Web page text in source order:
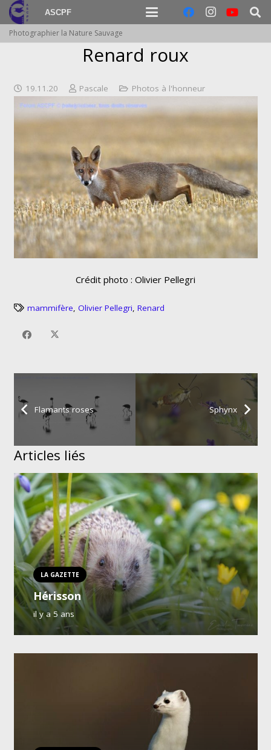
ASCPF
Photographier la Nature Sauvage
Renard roux
19.11.20 Pascale Photos à l'honneur
Crédit photo : Olivier Pellegri
mammifère, Olivier Pellegri, Renard
Flamants roses Sphynx
Articles liés
LA GAZETTE
Hérisson
il y a 5 ans